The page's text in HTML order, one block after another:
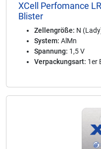
XCell Perfomance
Blister
Zellengröße: N
System: AlMn
Spannung: 1,5 V
Verpackungsart: 1er